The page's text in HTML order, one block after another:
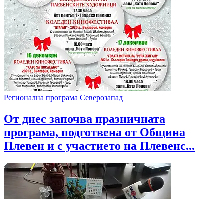
Регионална програма Северозапад
От днес започва празничната
програма, подготвена от Община
Плевен и с участието на Плевенс...